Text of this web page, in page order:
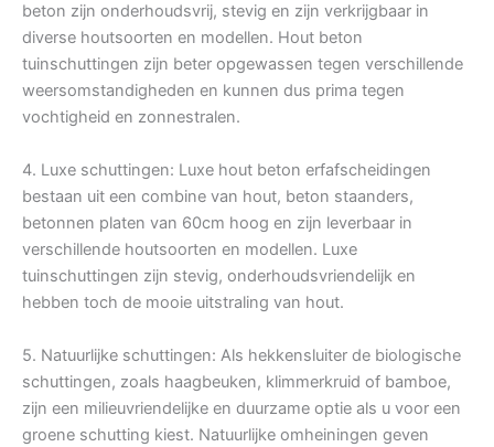
beton zijn onderhoudsvrij, stevig en zijn verkrijgbaar in
diverse houtsoorten en modellen. Hout beton
tuinschuttingen zijn beter opgewassen tegen verschillende
weersomstandigheden en kunnen dus prima tegen
vochtigheid en zonnestralen.
4. Luxe schuttingen: Luxe hout beton erfafscheidingen
bestaan uit een combine van hout, beton staanders,
betonnen platen van 60cm hoog en zijn leverbaar in
verschillende houtsoorten en modellen. Luxe
tuinschuttingen zijn stevig, onderhoudsvriendelijk en
hebben toch de mooie uitstraling van hout.
5. Natuurlijke schuttingen: Als hekkensluiter de biologische
schuttingen, zoals haagbeuken, klimmerkruid of bamboe,
zijn een milieuvriendelijke en duurzame optie als u voor een
groene schutting kiest. Natuurlijke omheiningen geven